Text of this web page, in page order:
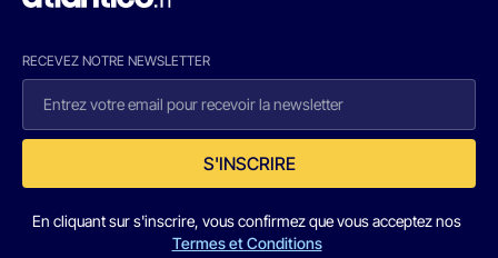
RECEVEZ NOTRE NEWSLETTER
S'INSCRIRE
En cliquant sur s'inscrire, vous confirmez que vous acceptez nos
Termes et Conditions